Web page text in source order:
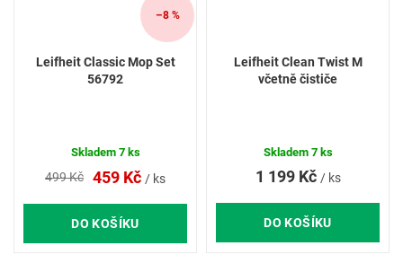
–8 %
Leifheit Classic Mop Set
56792
499 Kč 459 Kč / ks
DO KOŠÍKU
Skladem 7 ks
Leifheit Clean Twist M
včetně čističe
1 199 Kč / ks
DO KOŠÍKU
Skladem 7 ks